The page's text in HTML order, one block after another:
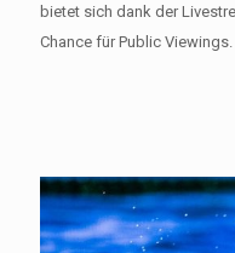
bietet sich dank der
Chance für Public